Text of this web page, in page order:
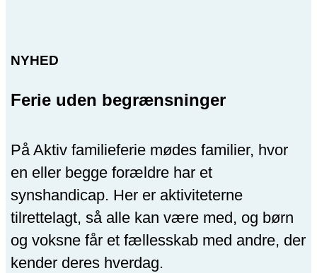
NYHED
Ferie uden begrænsninger
På Aktiv familieferie mødes familier, hvor
en eller begge forældre har et
synshandicap. Her er aktiviteterne
tilrettelagt, så alle kan være med, og børn
og voksne får et fællesskab med andre, der
kender deres hverdag.